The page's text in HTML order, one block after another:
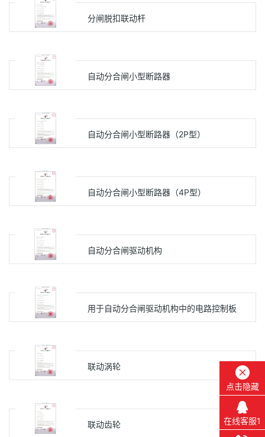
分闸脱扣联动杆
自动分合闸小型断路器
自动分合闸小型断路器（2P型）
自动分合闸小型断路器（4P型）
自动分合闸驱动机构
用于自动分合闸驱动机构中的电路控制板
联动涡轮
联动齿轮
点击隐藏
在线客服1